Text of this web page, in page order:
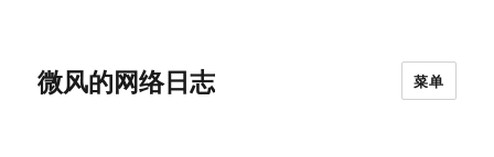
微风的网络日志 菜单